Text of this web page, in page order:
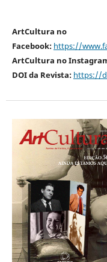
ArtCultura no
Facebook: https://
ArtCultura no
DOI da Revista: https://